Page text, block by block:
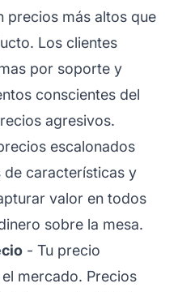
precios más altos que
Los clientes
por soporte y
conscientes del
agresivos.
escalonados
características y
valor en todos
sobre la mesa.
- Tu precio
mercado. Precios